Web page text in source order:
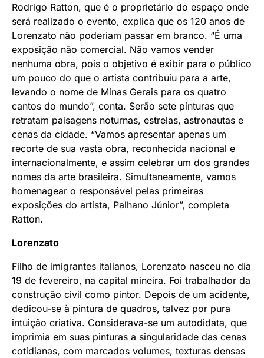
Rodrigo Ratton, que é o proprietário do espaço onde
será realizado o evento, explica que os 120 anos de
Lorenzato não poderiam passar em branco. “É uma
exposição não comercial. Não vamos vender
nenhuma obra, pois o objetivo é exibir para o público
um pouco do que o artista contribuiu para a arte,
levando o nome de Minas Gerais para os quatro
cantos do mundo”, conta. Serão sete pinturas que
retratam paisagens noturnas, estrelas, astronautas e
cenas da cidade. “Vamos apresentar apenas um
recorte de sua vasta obra, reconhecida nacional e
internacionalmente, e assim celebrar um dos grandes
nomes da arte brasileira. Simultaneamente, vamos
homenagear o responsável pelas primeiras
exposições do artista, Palhano Júnior”, completa
Ratton.
Lorenzato
Filho de imigrantes italianos, Lorenzato nasceu no dia
19 de fevereiro, na capital mineira. Foi trabalhador da
construção civil como pintor. Depois de um acidente,
dedicou-se à pintura de quadros, talvez por pura
intuição criativa. Considerava-se um autodidata, que
imprimia em suas pinturas a singularidade das cenas
cotidianas, com marcados volumes, texturas densas